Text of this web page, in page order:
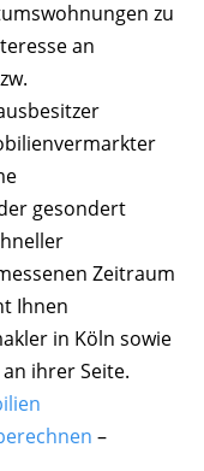
zu
an
gesondert
Zeitraum
Ihnen
in Köln sowie
ihrer Seite.
–